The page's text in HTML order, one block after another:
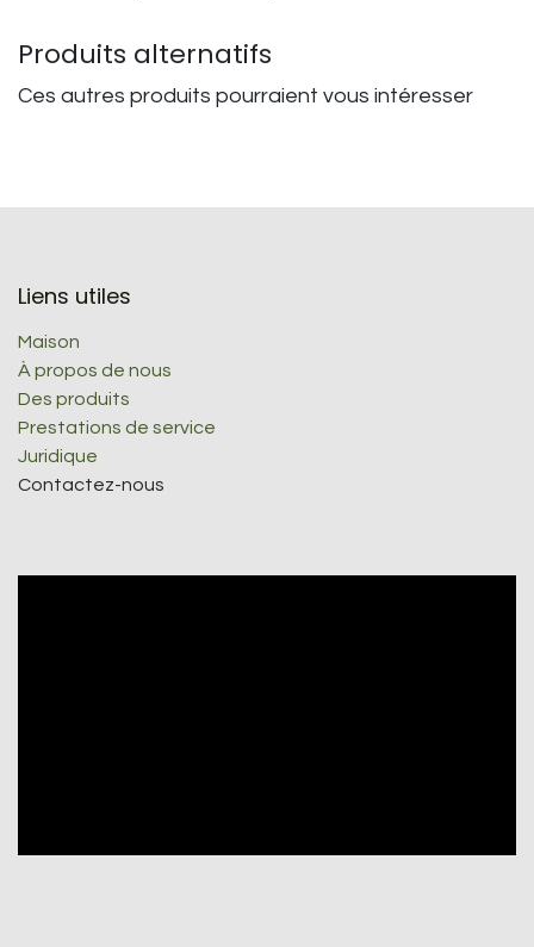
Produits alternatifs
Ces autres produits pourraient vous intéresser
Liens utiles
Maison
À propos de nous
Des produits
Prestations de service
Juridique
Contactez-nous